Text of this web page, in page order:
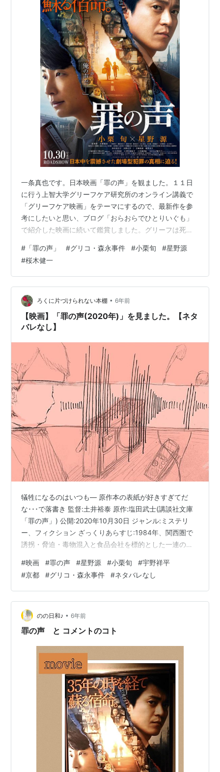
一条真也です。日本映画「罪の声」を観ました。１１日
に行う上智大学グリーフケア研究所のオンライン講義で
「グリーフケア映画」をテーマにするので、最新作を参
考にしたいと思い、ブログ「おらおらでひとりいぐも」
で紹介した映画に続いて鑑賞しました。グリーフは死別
てくれる力作でした。上映時間は１４２分ですが、まっ
たく飽きることなく物語に引き込まれました。最後は感
動しました。 ヤフー映画の「解説」には、こう書かれて
います。「かつて日本を震撼させた事件をモチーフにし
た塩田武士の小説を映画化。昭和の未解決事件をめぐる
二人の男の運命を映し出す。『ミュージアム』や『銀…
# 「罪の声」 #グリコ・森永事件 #小栗旬 #星野源
#桜木健一
ろくに片づけられない本棚 • 6年前
【映画】「罪の声(2020年)」を見ました。【ネタ
バレなし】
犠牲になるのはいつも― 原作本の表紙が好きすぎてだ
な･･･で落書き 監督:土井裕泰 原作:塩田武士(講談社文庫
「罪の声」) 公開:2020年10月30日 ジャンル:ミステリ
ー、フィクション ざっくりあらすじ:1984年、関西圏で
誘拐・脅迫・毒物混入と食品会社を標的とした一連の事
用した身代金要求、どこか掴みどころのない――犯人は
ユーモア混じりに警察・マスコミを煽り、世間を賑わせ
た。攻防は一年以上続いたものの犯人逮捕に至らず、事
件は未解決のまま時効を迎え「戦後最大の未解決事件:ギ
ンガ・萬堂事件」として多くの人々の記憶に刻まれた。
そんな「ギンガ・萬…
#映画 #罪の声 #星野源 #小栗旬 #宇野祥平
#京都 #グリコ・森永事件 #ネタバレなし
のの日和♪ • 6年前
罪の声 と コメントのコト